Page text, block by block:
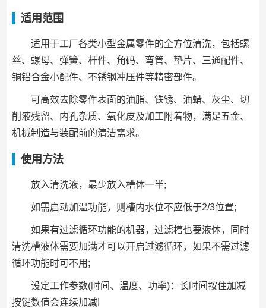
适用范围
适用于工厂各类小型金属零件的全方位清洗，包括螺
丝、螺母、弹簧、杆件、角码、弯管、垫片、三通配件、
铜铝合金小配件、不锈钢冲压件等精密部件。
可高效去除零件表面的油脂、铁锈、油蜡、灰尘、切
削液残留、内孔杂质、氧化皮及加工附着物，满足五金、
机械制造与装配前的清洁需求。
使用方法
放入清洗液，最少放入槽体一半;
如需启动加温功能，则槽内水位不应低于2/3位置;
如果有过滤循环功能的机器，过滤槽也要液体，同时
清洗槽液体需要加满才可以开启过滤循环，如果不需过滤
循环功能时可不用;
设定工作参数(时间、温度、功率)：长时间按住加减
按键数值会连续加减!